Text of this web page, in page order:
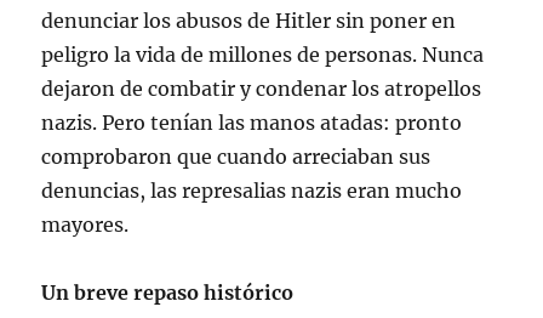
denunciar los abusos de Hitler sin poner en
peligro la vida de millones de personas. Nunca
dejaron de combatir y condenar los atropellos
nazis. Pero tenían las manos atadas: pronto
comprobaron que cuando arreciaban sus
denuncias, las represalias nazis eran mucho
mayores.
Un breve repaso histórico